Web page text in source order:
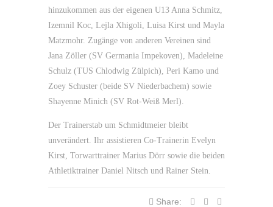
hinzukommen aus der eigenen U13 Anna Schmitz,
Izemnil Koc, Lejla Xhigoli, Luisa Kirst und Mayla
Matzmohr. Zugänge von anderen Vereinen sind
Jana Zöller (SV Germania Impekoven), Madeleine
Schulz (TUS Chlodwig Zülpich), Peri Kamo und
Zoey Schuster (beide SV Niederbachem) sowie
Shayenne Minich (SV Rot-Weiß Merl).
Der Trainerstab um Schmidtmeier bleibt
unverändert. Ihr assistieren Co-Trainerin Evelyn
Kirst, Torwarttrainer Marius Dörr sowie die beiden
Athletiktrainer Daniel Nitsch und Rainer Stein.
Share: